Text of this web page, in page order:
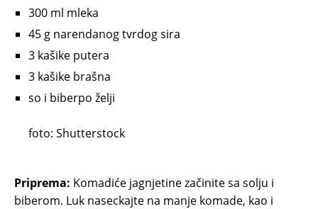
300 ml mleka
45 g narendanog tvrdog sira
3 kašike putera
3 kašike brašna
so i biberpo želji
foto: Shutterstock
Priprema: Komadiće jagnjetine začinite sa solju i
biberom. Luk naseckajte na manje komade, kao i